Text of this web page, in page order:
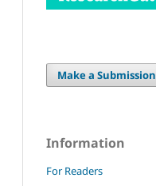
Make a Submission
Information
For Readers